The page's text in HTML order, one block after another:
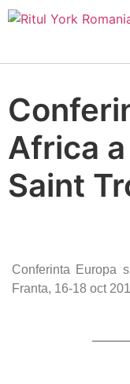
Africa
Saint
Conferinta Europa
Franta, 16-18 oct